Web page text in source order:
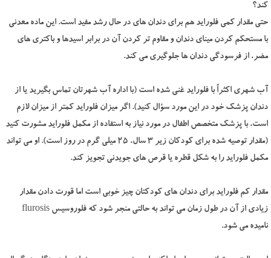
کند؟
حتی مقدار کمی فلوراید هم برای دندان های در حال رشد مفید است. این ماده معدنی
با مستحکم کردن مینای دندان و مقاوم تر کردن آن در برابر اسیدها و باکتری های
مضر، از فرسودگی دندان ها جلوگیری می کند.
آب شهری اکثراً با فلوراید غنی شده است (با اداره آب شهرتان تماس بگیرید یا از
دندان پزشک خود در این مورد سؤال کنید). اگر میزان فلوراید کمتر از میزان لازم
است، با پزشک متخصص اطفال در مورد نیاز به استفاده از مکمل فلوراید مشورت کنید
(مقدار توصیه شده برای کودکان زیر 3 سال، 25 میلی گرم در روز است). او می تواند
مکمل فلوراید را به شکل قطره یا قرص های جویدنی تجویز کند.
مقدار کم فلوراید برای دندان های کودکتان چیز خوبی است اما قورت دادن مقدار
زیادی از آن در طول زمان می تواند به حالتی منجر شود که فلوروسیس flurosis
نامیده می شود.